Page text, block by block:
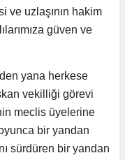
ve uzlaşının hakim
güven ve
yana herkese
vekilliği görevi
meclis üyelerine
bir yandan
sürdüren bir yandan